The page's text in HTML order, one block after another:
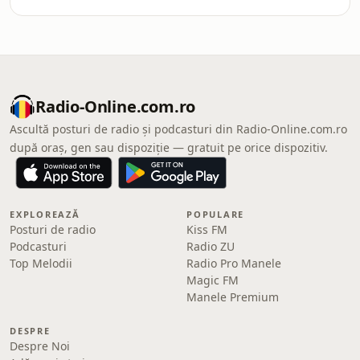
Radio-Online.com.ro
Ascultă posturi de radio și podcasturi din Radio-Online.com.ro
după oraș, gen sau dispoziție — gratuit pe orice dispozitiv.
EXPLOREAZĂ
Posturi de radio
Podcasturi
Top Melodii
POPULARE
Kiss FM
Radio ZU
Radio Pro Manele
Magic FM
Manele Premium
DESPRE
Despre Noi